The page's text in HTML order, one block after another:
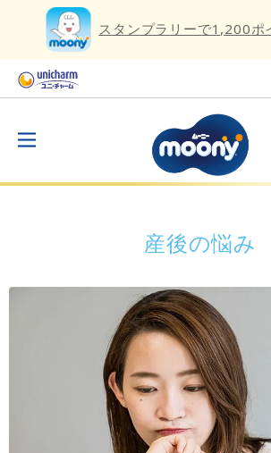
スタンプラリーで1,200ポ
産後の悩み